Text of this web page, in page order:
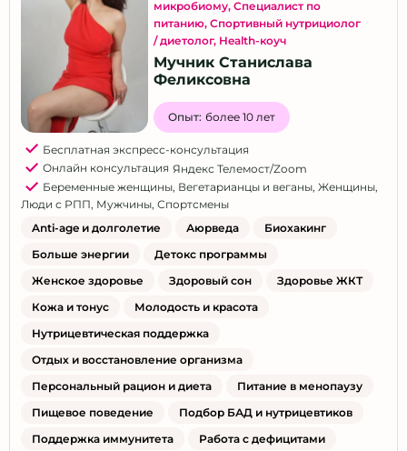
микробиому, Специалист по
питанию, Спортивный нутрициолог
/ диетолог, Health-коуч
Мучник Станислава
Феликсовна
Опыт: более 10 лет
Бесплатная экспресс-консультация
Онлайн консультация Яндекс Телемост/Zoom
Беременные женщины, Вегетарианцы и веганы, Женщины,
Люди с РПП, Мужчины, Спортсмены
Anti-age и долголетие
Аюрведа
Биохакинг
Больше энергии
Детокс программы
Женское здоровье
Здоровый сон
Здоровье ЖКТ
Кожа и тонус
Молодость и красота
Нутрицевтическая поддержка
Отдых и восстановление организма
Персональный рацион и диета
Питание в менопаузу
Пищевое поведение
Подбор БАД и нутрицевтиков
Поддержка иммунитета
Работа с дефицитами